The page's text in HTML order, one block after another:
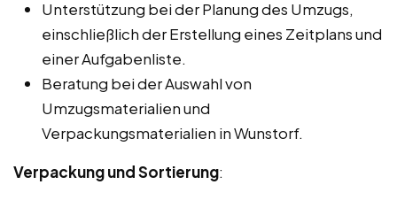
Unterstützung bei der Planung des Umzugs,
einschließlich der Erstellung eines Zeitplans und
einer Aufgabenliste.
Beratung bei der Auswahl von
Umzugsmaterialien und
Verpackungsmaterialien in Wunstorf.
Verpackung und Sortierung: